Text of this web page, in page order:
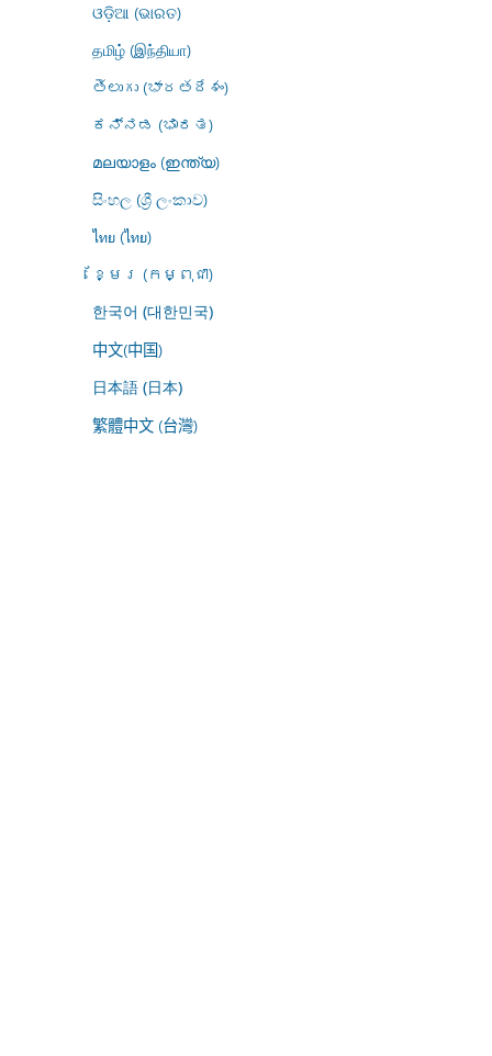
ଓଡ଼ିଆ (ଭାରତ)
தமிழ் (இந்தியா)
తెలుగు (భారతదేశం)
ಕನ್ನಡ (ಭಾರತ)
മലയാളം (ഇന്ത്യ)
සිංහල (ශ්‍රී ලංකාව)
ไทย (ไทย)
ខ្មែរ (កម្ពុជា)
한국어 (대한민국)
中文(中国)
日本語 (日本)
繁體中文 (台灣)